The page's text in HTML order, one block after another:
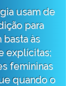
usam de
para
às
explícitas;
femininas
quando o